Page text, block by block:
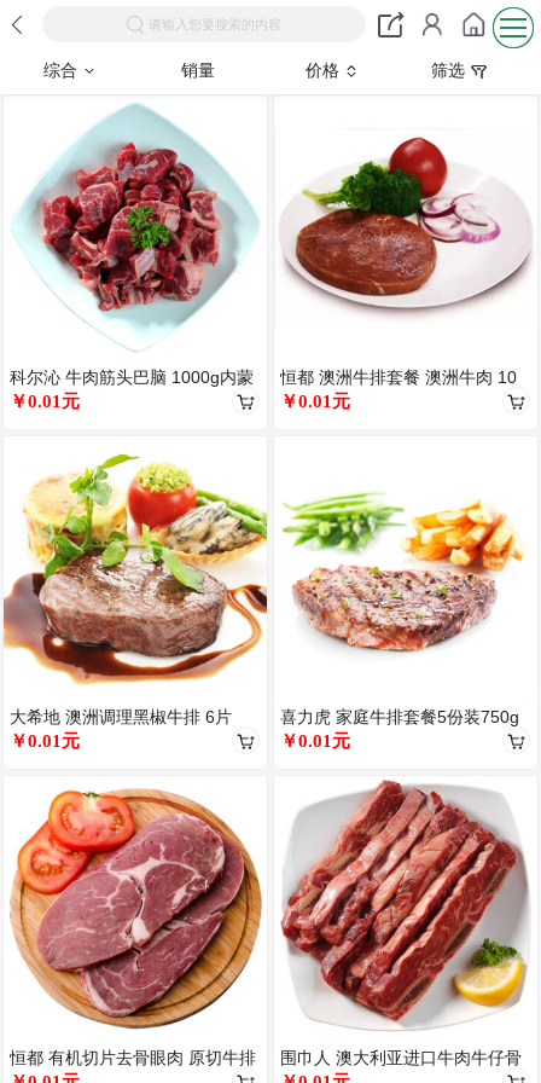
请输入您要搜索的内容
综合 销量 价格 筛选
科尔沁 牛肉筋头巴脑 1000g内蒙
古生鲜牛肉
￥0.01元
大希地 澳洲调理黑椒牛排 6片
780g
￥0.01元
恒都 有机切片去骨眼肉 原切牛排
恒都 澳洲牛排套餐 澳洲牛肉 10
片1300克顺丰免运费
￥0.01元
喜力虎 家庭牛排套餐5份装750g
￥0.01元
围巾人 澳大利亚进口牛肉牛仔骨